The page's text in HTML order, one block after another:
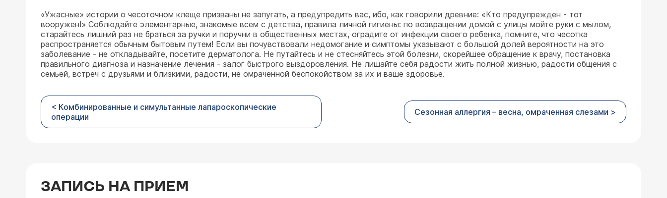
«Ужасные» истории о чесоточном клеще призваны не запугать, а предупредить вас, ибо, как говорили древние: «Кто предупрежден - тот
вооружен!» Соблюдайте элементарные, знакомые всем с детства, правила личной гигиены: по возвращении домой с улицы мойте руки с мылом,
старайтесь лишний раз не браться за ручки и поручни в общественных местах, оградите от инфекции своего ребенка, помните, что чесотка
распространяется обычным бытовым путем! Если вы почувствовали недомогание и симптомы указывают с большой долей вероятности на это
заболевание - не откладывайте, посетите дерматолога. Не путайтесь и не стесняйтесь этой болезни, скорейшее обращение к врачу, постановка
правильного диагноза и назначение лечения - залог быстрого выздоровления. Не лишайте себя радости жить полной жизнью, радости общения с
семьей, встреч с друзьями и близкими, радости, не омраченной беспокойством за их и ваше здоровье.
< Комбинированные и симультанные лапароскопические
операции
Сезонная аллергия – весна, омраченная слезами >
ЗАПИСЬ НА ПРИЕМ